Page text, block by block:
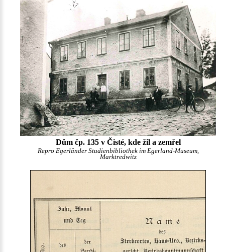
Dům čp. 135 v Čisté, kde žil a zemřel
Repro Egerländer Studienbibliothek im Egerland-Museum,
Marktredwitz